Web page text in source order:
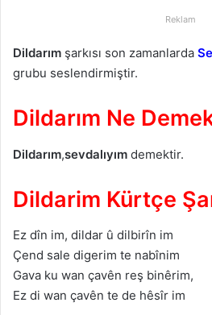
k
Reklam
Dildarım şarkısı son zamanlarda
grubu seslendirmiştir.
Dildarım Ne
Dildarım,sevdalıyım demektir.
Dildarim Kürtçe
Ez dîn im, dildar û dilbirîn im
Çend sale digerim te nabînim
Gava ku wan çavên reş binêrim,
Ez di wan çavên te de hêsîr im